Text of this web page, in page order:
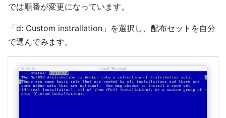
では順番が変更になっています。
「d: Custom instrallation」を選択し、配布セットを自分
で選んでみます。